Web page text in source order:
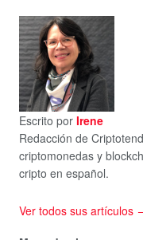
Escrito por Irene
Redacción de
criptomonedas y
cripto en español.
Ver todos sus artículos